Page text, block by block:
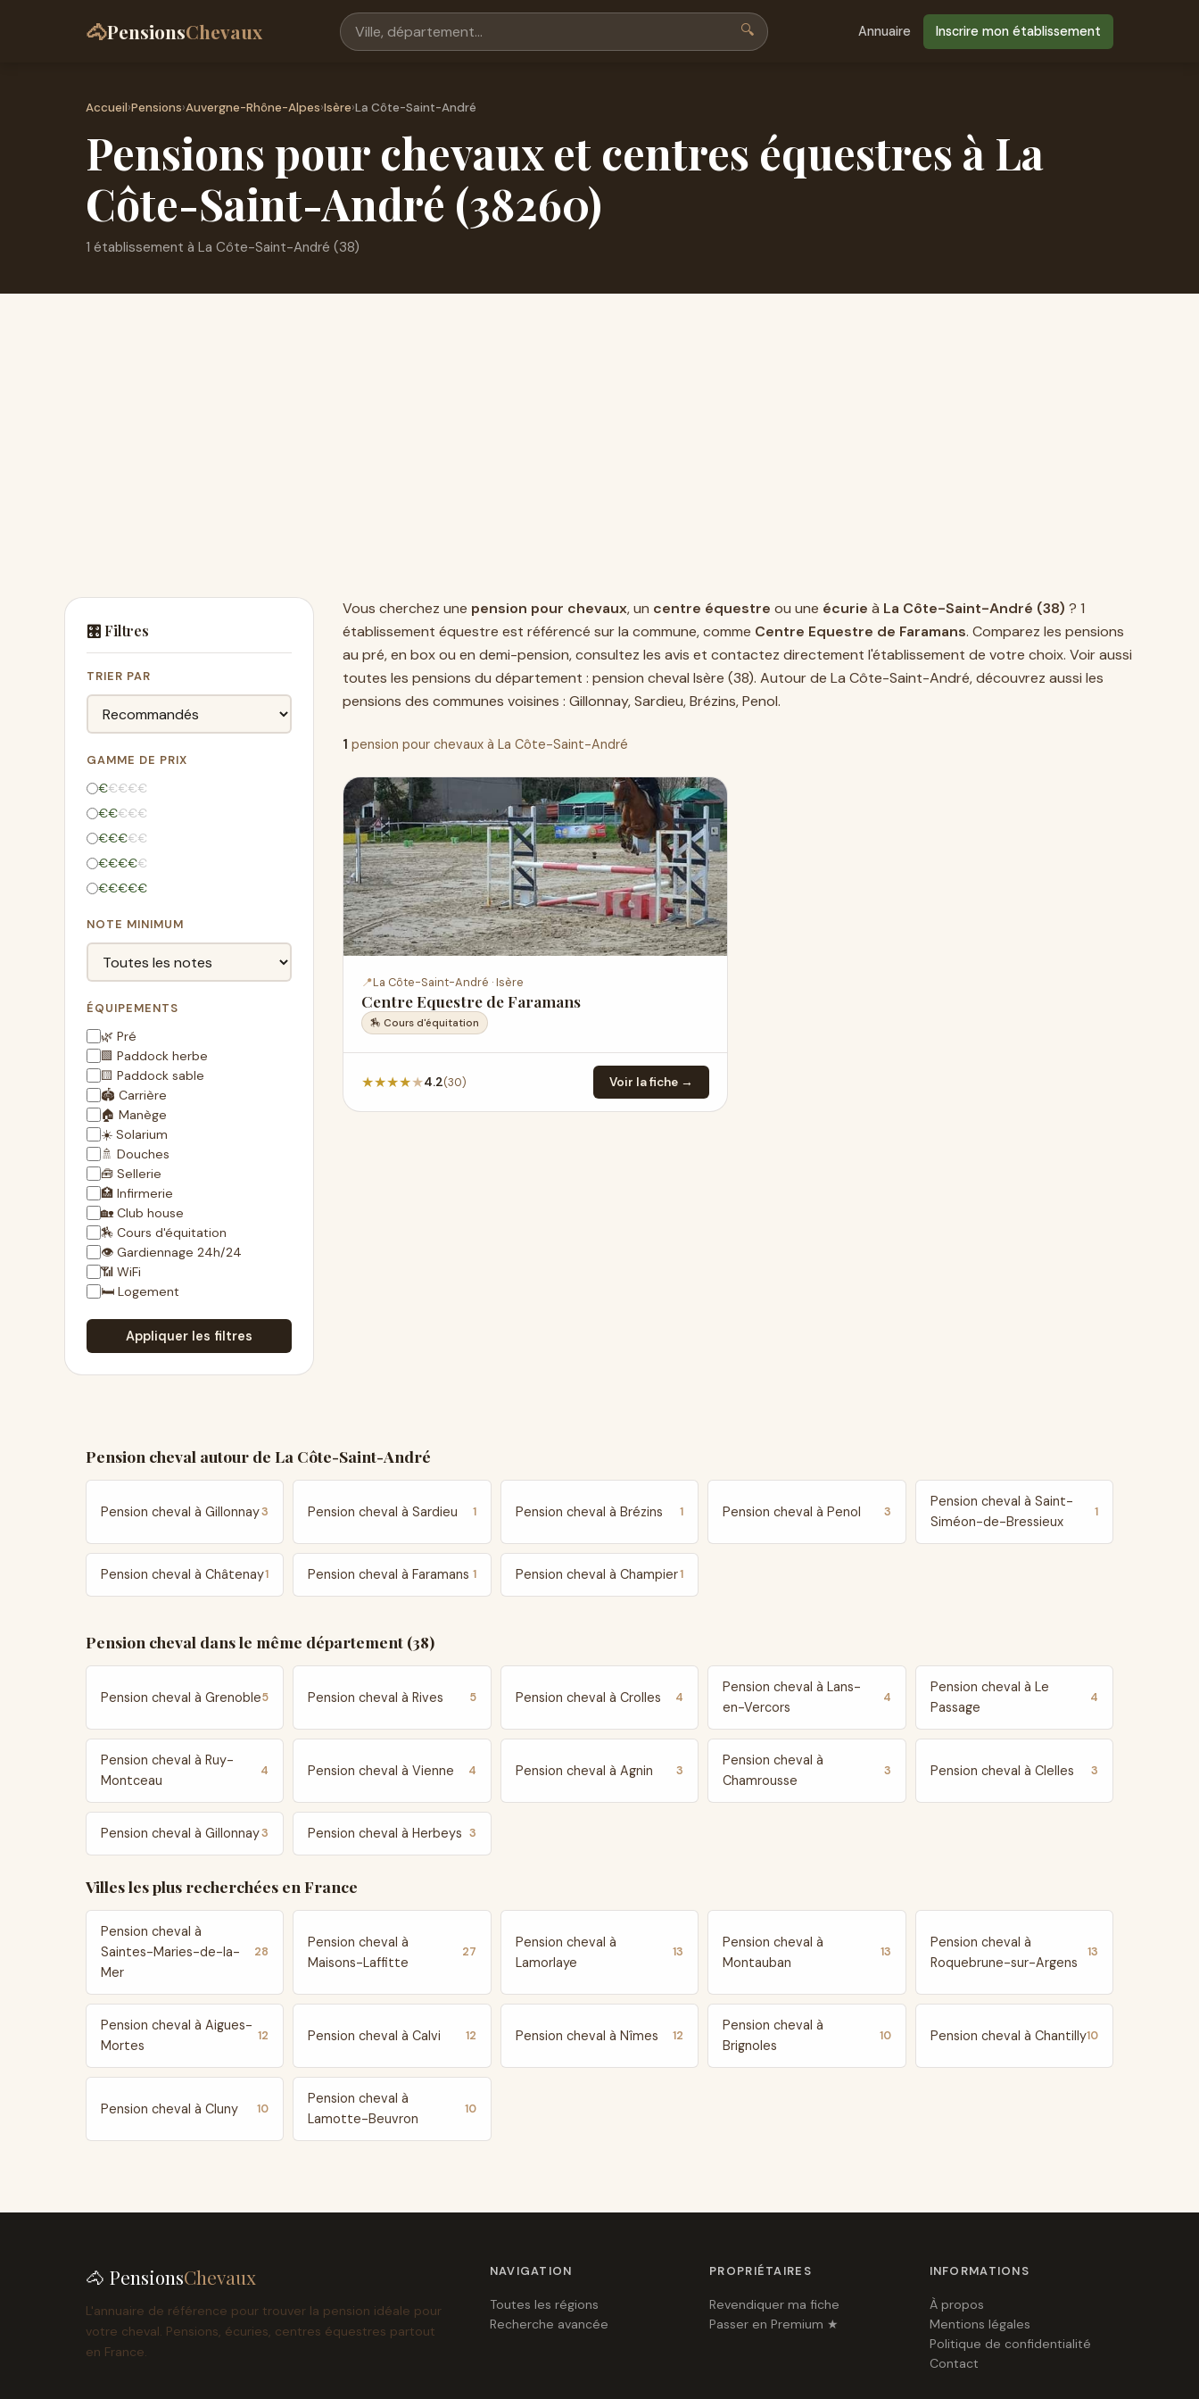
🐴PensionsChevaux 🔍 Annuaire Inscrire mon établissement
Accueil›Pensions›Auvergne-Rhône-Alpes›Isère›La Côte-Saint-André
Pensions pour chevaux et centres équestres à La
Côte-Saint-André (38260)
1 établissement à La Côte-Saint-André (38)
🎛️ Filtres
TRIER PAR
GAMME DE PRIX
€€€€€
€€€€€
€€€€€
€€€€€
€€€€€
NOTE MINIMUM
ÉQUIPEMENTS
🌿 Pré
🟩 Paddock herbe
🟨 Paddock sable
🏟️ Carrière
🏠 Manège
☀️ Solarium
🚿 Douches
🧰 Sellerie
🏥 Infirmerie
🏡 Club house
🏇 Cours d'équitation
👁 Gardiennage 24h/24
📶 WiFi
🛏 Logement
Appliquer les filtres
Vous cherchez une pension pour chevaux, un centre équestre ou une écurie à La Côte-Saint-André (38) ? 1
établissement équestre est référencé sur la commune, comme Centre Equestre de Faramans. Comparez les pensions
au pré, en box ou en demi-pension, consultez les avis et contactez directement l'établissement de votre choix. Voir aussi
toutes les pensions du département : pension cheval Isère (38). Autour de La Côte-Saint-André, découvrez aussi les
pensions des communes voisines : Gillonnay,Sardieu,Brézins,Penol.
1 pension pour chevaux à La Côte-Saint-André
📍La Côte-Saint-André · Isère
Centre Equestre de Faramans
🏇 Cours d'équitation
★★★★★4.2(30) Voir la fiche →
Pension cheval autour de La Côte-Saint-André
Pension cheval à Gillonnay3 Pension cheval à Sardieu 1 Pension cheval à Brézins 1 Pension cheval à Penol 3
Pension cheval à Saint-
Siméon-de-Bressieux
1
Pension cheval à Châtenay1 Pension cheval à Faramans 1 Pension cheval à Champier1
Pension cheval dans le même département (38)
Pension cheval à Grenoble5 Pension cheval à Rives 5 Pension cheval à Crolles 4
Pension cheval à Lans-
en-Vercors
4
Pension cheval à Le
Passage
4
Pension cheval à Ruy-
Montceau
4 Pension cheval à Vienne 4 Pension cheval à Agnin 3
Pension cheval à
Chamrousse
3 Pension cheval à Clelles 3
Pension cheval à Gillonnay3 Pension cheval à Herbeys 3
Villes les plus recherchées en France
Pension cheval à
Saintes-Maries-de-la-
Mer
28
Pension cheval à
Maisons-Laffitte
27
Pension cheval à
Lamorlaye
13
Pension cheval à
Montauban
13
Pension cheval à
Roquebrune-sur-Argens
13
Pension cheval à Aigues-
Mortes
12 Pension cheval à Calvi 12 Pension cheval à Nîmes 12
Pension cheval à
Brignoles
10 Pension cheval à Chantilly10
Pension cheval à Cluny 10
Pension cheval à
Lamotte-Beuvron
10
🐴 PensionsChevaux
L'annuaire de référence pour trouver la pension idéale pour
votre cheval. Pensions, écuries, centres équestres partout
en France.
NAVIGATION
Toutes les régions
Recherche avancée
PROPRIÉTAIRES
Revendiquer ma fiche
Passer en Premium ★
INFORMATIONS
À propos
Mentions légales
Politique de confidentialité
Contact